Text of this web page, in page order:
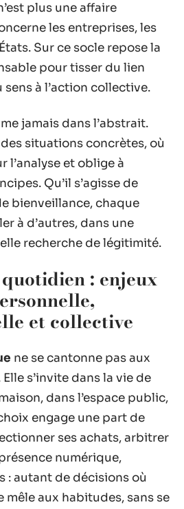
plus une affaire
les entreprises, les
Sur ce socle repose la
pour tisser du lien
à l’action collective.
jamais dans l’abstrait.
des situations concrètes, où
l’analyse et oblige à
Qu’il s’agisse de
bienveillance, chaque
à d’autres, dans une
recherche de légitimité.
: enjeux
et collective
ne se cantonne pas aux
s’invite dans la vie de
dans l’espace public,
engage une part de
ses achats, arbitrer
numérique,
: autant de décisions où
mêle aux habitudes, sans se